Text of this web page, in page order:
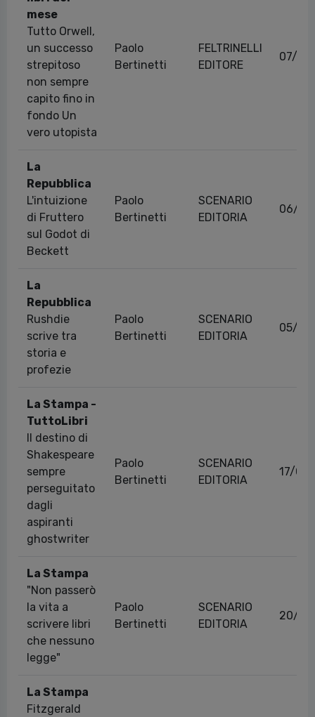
mese
Tutto Orwell,
un successo
strepitoso
non sempre
capito fino in
fondo Un
vero utopista
Paolo
Bertinetti
FELTRINELLI
EDITORE
07/
La
Repubblica
L'intuizione
di Fruttero
sul Godot di
Beckett
Paolo
Bertinetti
SCENARIO
EDITORIA
06/
La
Repubblica
Rushdie
scrive tra
storia e
profezie
Paolo
Bertinetti
SCENARIO
EDITORIA
05/
La Stampa -
TuttoLibri
Il destino di
Shakespeare
sempre
perseguitato
dagli
aspiranti
ghostwriter
Paolo
Bertinetti
SCENARIO
EDITORIA
17/
La Stampa
"Non passerò
la vita a
scrivere libri
che nessuno
legge"
Paolo
Bertinetti
SCENARIO
EDITORIA
20/
La Stampa
Fitzgerald